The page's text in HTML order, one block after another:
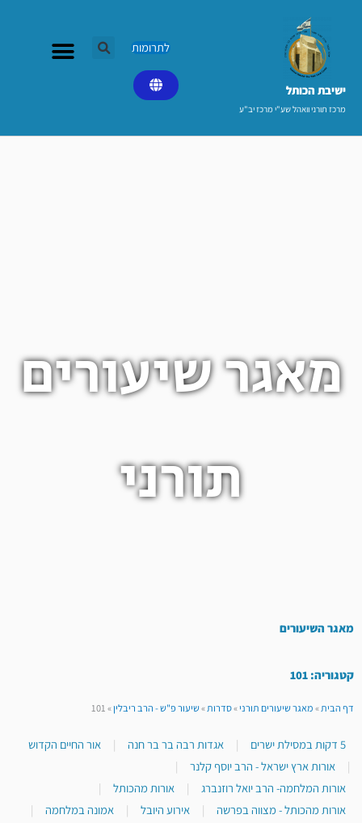
ישיבת הכותל​
מרכז תורני וואהל שע"י מרכז יב"ע
לתרומות
מאגר שיעורים
תורני
מאגר השיעורים
קטגוריה: 101
דף הבית»מאגר שיעורים תורני»סדרות»שיעור פ"ש - הרב ריבלין»
101
5 דקות במסילת ישרים | אגדות רבה בר בר חנה |
אור החיים הקדוש
|
אורות ארץ ישראל - הרב יוסף קלנר
|
אורות המלחמה- הרב יואל רוזנברג
| אורות מהכותל
|
אורות מהכותל - מצווה בפרשה
| אירוע היובל | אמונה במלחמה
|